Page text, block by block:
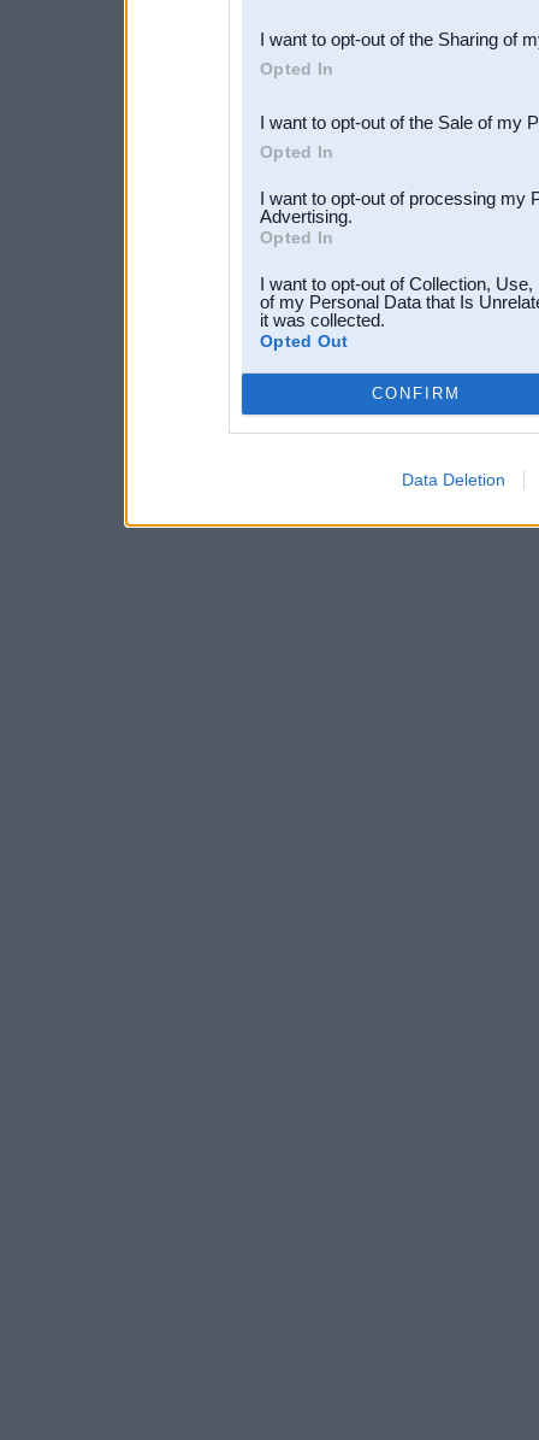
Downstream Participants
third parties.
I want to opt-out of the Sharing of
Opted In
I want to opt-out of the Sale of my
Opted In
I want to opt-out of processing my
Advertising.
Opted In
I want to opt-out of Collection,
of my Personal Data that Is
it was collected.
Opted Out
CONFIRM
Data Deletion